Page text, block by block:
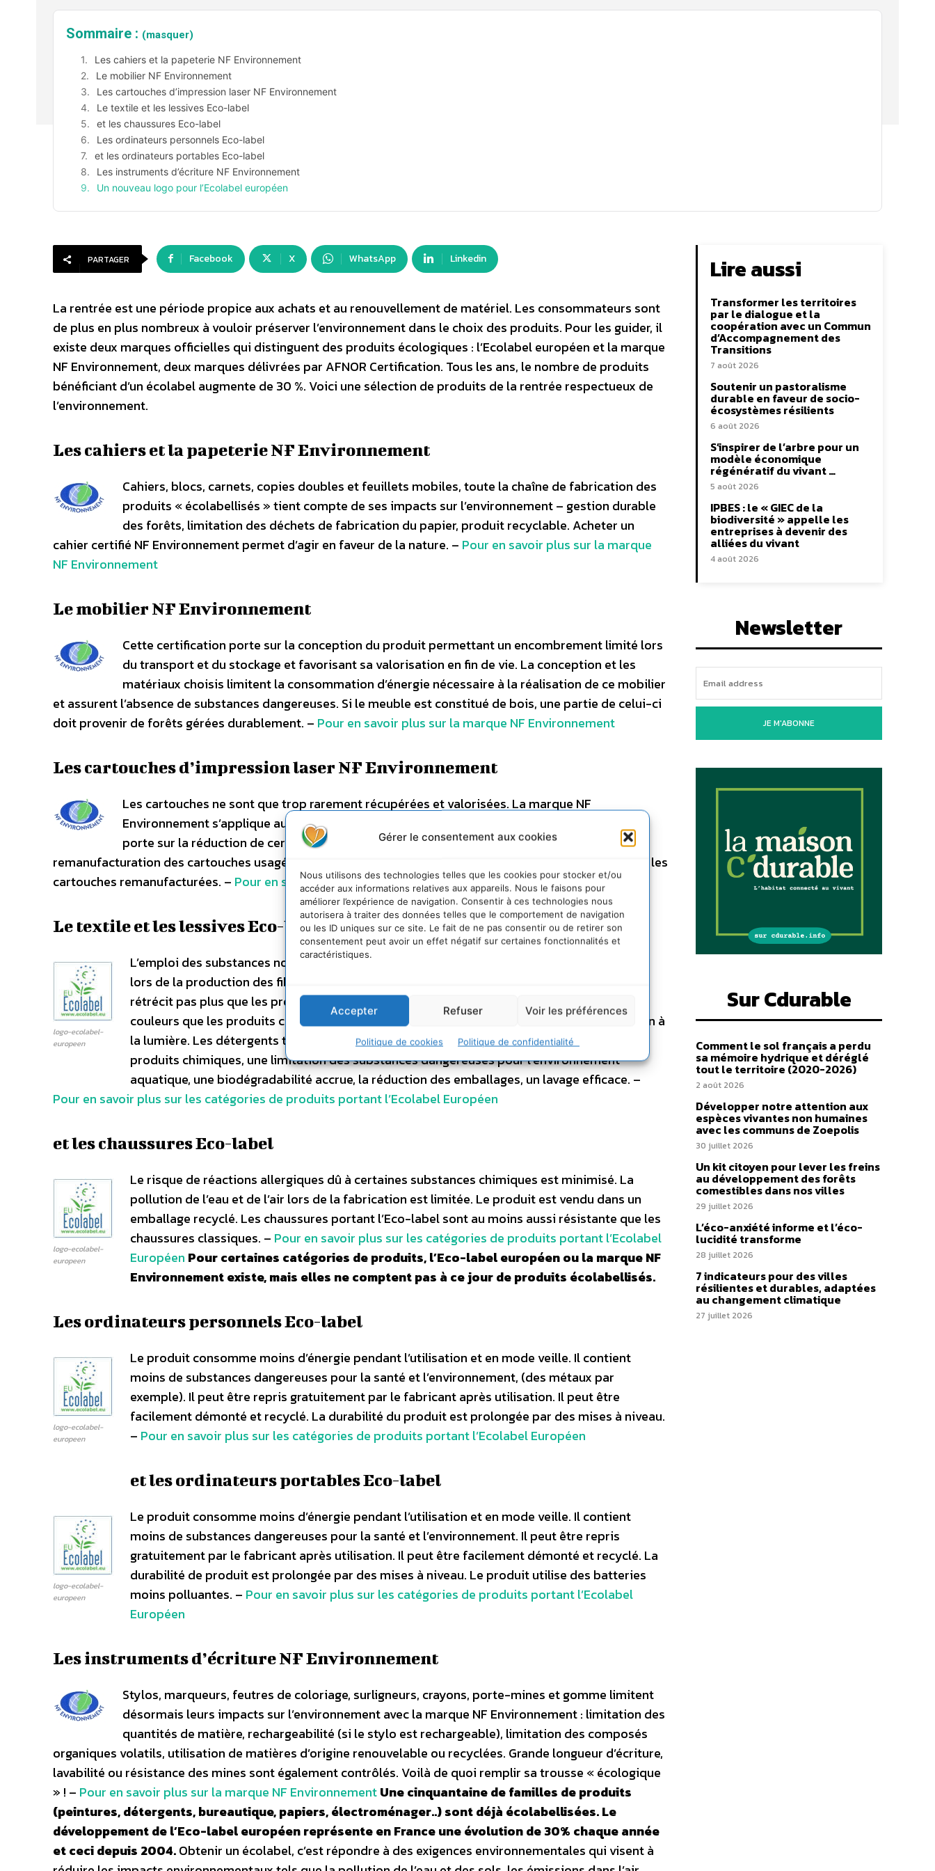
Gérer le consentement aux cookies
Nous utilisons des technologies telles que les cookies pour stocker et/ou
accéder aux informations relatives aux appareils. Nous le faisons pour
améliorer l’expérience de navigation. Consentir à ces technologies nous
autorisera à traiter des données telles que le comportement de navigation
ou les ID uniques sur ce site. Le fait de ne pas consentir ou de retirer son
consentement peut avoir un effet négatif sur certaines fonctionnalités et
caractéristiques.
Accepter Refuser Voir les préférences
Politique de cookies Politique de confidentialité
Sommaire : (masquer)
Les cahiers et la papeterie NF Environnement
Le mobilier NF Environnement
Les cartouches d’impression laser NF Environnement
Le textile et les lessives Eco-label
et les chaussures Eco-label
Les ordinateurs personnels Eco-label
et les ordinateurs portables Eco-label
Les instruments d’écriture NF Environnement
Un nouveau logo pour l’Ecolabel européen
PARTAGER Facebook X WhatsApp Linkedin
La rentrée est une période propice aux achats et au renouvellement de matériel. Les consommateurs sont
de plus en plus nombreux à vouloir préserver l’environnement dans le choix des produits. Pour les guider, il
existe deux marques officielles qui distinguent des produits écologiques : l’Ecolabel européen et la marque
NF Environnement, deux marques délivrées par AFNOR Certification. Tous les ans, le nombre de produits
bénéficiant d’un écolabel augmente de 30 %. Voici une sélection de produits de la rentrée respectueux de
l’environnement.
Les cahiers et la papeterie NF Environnement
Cahiers, blocs, carnets, copies doubles et feuillets mobiles, toute la chaîne de fabrication des
produits « écolabellisés » tient compte de ses impacts sur l’environnement – gestion durable
des forêts, limitation des déchets de fabrication du papier, produit recyclable. Acheter un
cahier certifié NF Environnement permet d’agir en faveur de la nature. – Pour en savoir plus sur la marque
NF Environnement
Le mobilier NF Environnement
Cette certification porte sur la conception du produit permettant un encombrement limité lors
du transport et du stockage et favorisant sa valorisation en fin de vie. La conception et les
matériaux choisis limitent la consommation d’énergie nécessaire à la réalisation de ce mobilier
et assurent l’absence de substances dangereuses. Si le meuble est constitué de bois, une partie de celui-ci
doit provenir de forêts gérées durablement. – Pour en savoir plus sur la marque NF Environnement
Les cartouches d’impression laser NF Environnement
Les cartouches ne sont que trop rarement récupérées et valorisées. La marque NF
Environnement s’applique aux cartouches d’origine ou remanufacturées. Cette certification
porte sur la réduction de certaines substances dangereuses, la collecte et la
remanufacturation des cartouches usagées, ainsi que la réutilisation de pièces de qualité pour fabriquer les
cartouches remanufacturées. – Pour en savoir plus sur la marque NF Environnement
Le textile et les lessives Eco-label
logo-ecolabel-
europeen
L’emploi des substances nocives pour le milieu aquatique et pour l’atmosphère a été limité
lors de la production des fibres. Le risque de réactions allergiques est réduit. Le produit ne
rétrécit pas plus que les produits classiques. Le produit présente la même résistance des
couleurs que les produits classiques pour le lavage, le frottement au séchage et l’exposition à
la lumière. Les détergents textiles garantissent une réduction de la quantité totale de
produits chimiques, une limitation des substances dangereuses pour l’environnement
aquatique, une biodégradabilité accrue, la réduction des emballages, un lavage efficace. –
Pour en savoir plus sur les catégories de produits portant l’Ecolabel Européen
et les chaussures Eco-label
logo-ecolabel-
europeen
Le risque de réactions allergiques dû à certaines substances chimiques est minimisé. La
pollution de l’eau et de l’air lors de la fabrication est limitée. Le produit est vendu dans un
emballage recyclé. Les chaussures portant l’Eco-label sont au moins aussi résistante que les
chaussures classiques. – Pour en savoir plus sur les catégories de produits portant l’Ecolabel
Européen Pour certaines catégories de produits, l’Eco-label européen ou la marque NF
Environnement existe, mais elles ne comptent pas à ce jour de produits écolabellisés.
Les ordinateurs personnels Eco-label
logo-ecolabel-
europeen
Le produit consomme moins d’énergie pendant l’utilisation et en mode veille. Il contient
moins de substances dangereuses pour la santé et l’environnement, (des métaux par
exemple). Il peut être repris gratuitement par le fabricant après utilisation. Il peut être
facilement démonté et recyclé. La durabilité du produit est prolongée par des mises à niveau.
– Pour en savoir plus sur les catégories de produits portant l’Ecolabel Européen
et les ordinateurs portables Eco-label
logo-ecolabel-
europeen
Le produit consomme moins d’énergie pendant l’utilisation et en mode veille. Il contient
moins de substances dangereuses pour la santé et l’environnement. Il peut être repris
gratuitement par le fabricant après utilisation. Il peut être facilement démonté et recyclé. La
durabilité de produit est prolongée par des mises à niveau. Le produit utilise des batteries
moins polluantes. – Pour en savoir plus sur les catégories de produits portant l’Ecolabel
Européen
Les instruments d’écriture NF Environnement
Stylos, marqueurs, feutres de coloriage, surligneurs, crayons, porte-mines et gomme limitent
désormais leurs impacts sur l’environnement avec la marque NF Environnement : limitation des
quantités de matière, rechargeabilité (si le stylo est rechargeable), limitation des composés
organiques volatils, utilisation de matières d’origine renouvelable ou recyclées. Grande longueur d’écriture,
lavabilité ou résistance des mines sont également contrôlés. Voilà de quoi remplir sa trousse « écologique
» ! – Pour en savoir plus sur la marque NF EnvironnementUne cinquantaine de familles de produits
(peintures, détergents, bureautique, papiers, électroménager..) sont déjà écolabellisées. Le
développement de l’Eco-label européen représente en France une évolution de 30% chaque année
et ceci depuis 2004.Obtenir un écolabel, c’est répondre à des exigences environnementales qui visent à
Lire aussi
Transformer les territoires
par le dialogue et la
coopération avec un Commun
d’Accompagnement des
Transitions
7 août 2026
Soutenir un pastoralisme
durable en faveur de socio-
écosystèmes résilients
6 août 2026
S’inspirer de l’arbre pour un
modèle économique
régénératif du vivant …
5 août 2026
IPBES : le « GIEC de la
biodiversité » appelle les
entreprises à devenir des
alliées du vivant
4 août 2026
Newsletter
JE M'ABONNE
Sur Cdurable
Comment le sol français a perdu
sa mémoire hydrique et déréglé
tout le territoire (2020-2026)
2 août 2026
Développer notre attention aux
espèces vivantes non humaines
avec les communs de Zoepolis
30 juillet 2026
Un kit citoyen pour lever les freins
au développement des forêts
comestibles dans nos villes
29 juillet 2026
L’éco-anxiété informe et l’éco-
lucidité transforme
28 juillet 2026
7 indicateurs pour des villes
résilientes et durables, adaptées
au changement climatique
27 juillet 2026